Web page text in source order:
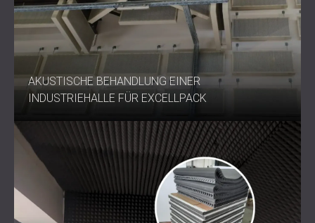
AKUSTISCHE BEHANDLUNG EINER
INDUSTRIEHALLE FÜR EXCELLPACK